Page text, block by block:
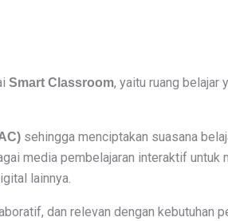
Smart Classroom, yaitu ruang belajar
sehingga menciptakan suasana
media pembelajaran interaktif untuk
lainnya.
dan relevan dengan kebutuhan